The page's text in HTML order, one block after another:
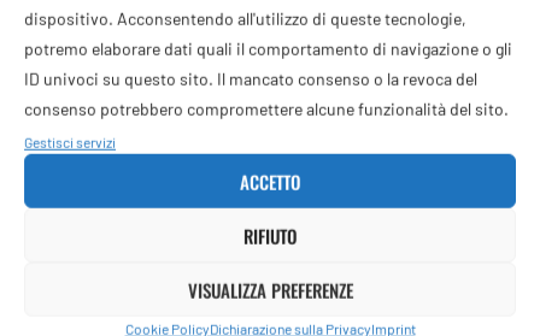
dispositivo. Acconsentendo all'utilizzo di queste tecnologie,
potremo elaborare dati quali il comportamento di navigazione o gli
ID univoci su questo sito. Il mancato consenso o la revoca del
consenso potrebbero compromettere alcune funzionalità del sito.
Gestisci servizi
ACCETTO
RIFIUTO
VISUALIZZA PREFERENZE
Cookie PolicyDichiarazione sulla PrivacyImprint
per Gaza. Teheran: “Con Usa solo contatti
indiretti”